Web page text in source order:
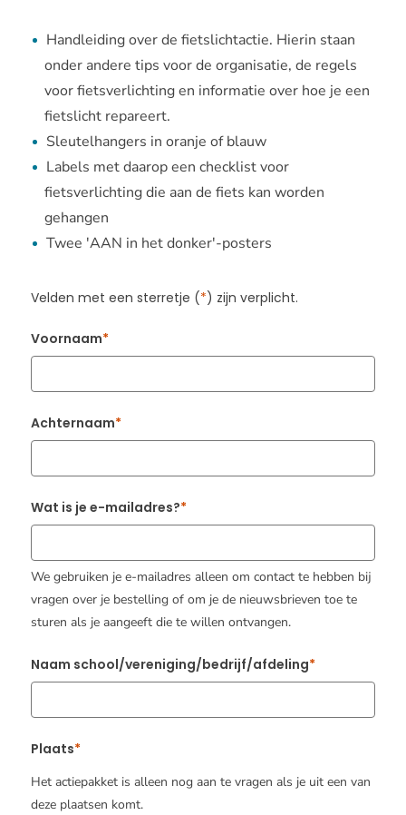
Handleiding over de fietslichtactie. Hierin staan
onder andere tips voor de organisatie, de regels
voor fietsverlichting en informatie over hoe je een
fietslicht repareert.
Sleutelhangers in oranje of blauw
Labels met daarop een checklist voor
fietsverlichting die aan de fiets kan worden
gehangen
Twee 'AAN in het donker'-posters
Velden met een sterretje (*) zijn verplicht.
Voornaam
Achternaam
Wat is je e-mailadres?
We gebruiken je e-mailadres alleen om contact te hebben bij
vragen over je bestelling of om je de nieuwsbrieven toe te
sturen als je aangeeft die te willen ontvangen.
Naam school/vereniging/bedrijf/afdeling
Plaats
Het actiepakket is alleen nog aan te vragen als je uit een van
deze plaatsen komt.